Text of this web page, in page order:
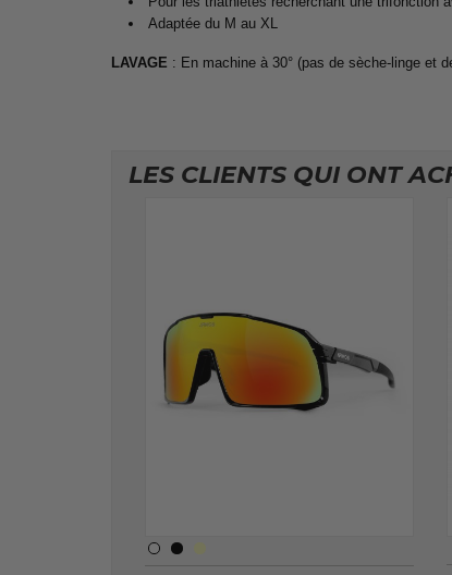
Adaptée du M au XL
LAVAGE : En machine à 30° (pas de sèche-linge et
LES CLIENTS QUI ONT